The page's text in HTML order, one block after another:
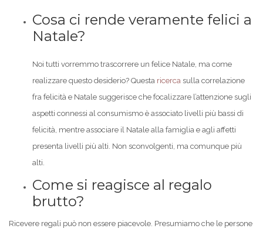
Cosa ci rende veramente felici a
Natale?
Noi tutti vorremmo trascorrere un felice Natale, ma come
realizzare questo desiderio? Questa ricerca sulla correlazione
fra felicità e Natale suggerisce che focalizzare l’attenzione sugli
aspetti connessi al consumismo è associato livelli più bassi di
felicità, mentre associare il Natale alla famiglia e agli affetti
presenta livelli più alti. Non sconvolgenti, ma comunque più
alti.
Come si reagisce al regalo
brutto?
Ricevere regali può non essere piacevole. Presumiamo che le persone